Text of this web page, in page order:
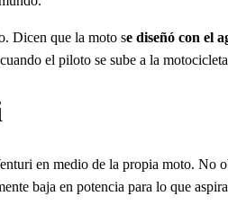
Dicen que la moto se diseñó con el
el piloto se sube a la
en medio de la propia moto. No
baja en potencia para lo que